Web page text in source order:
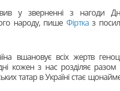
у зверненні з нагоди
народу, пише Фіртказ
вшановує всіх жертв
кожен з нас розділяє
татар в Україні стає